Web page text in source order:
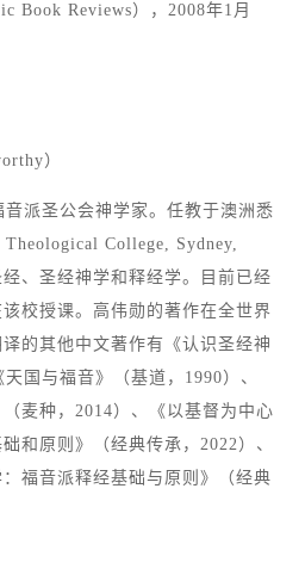
Book Reviews），2008年1月
）
派圣公会神学家。任教于澳洲悉
College, Sydney,
、圣经神学和释经学。目前已经
校授课。高伟勋的著作在全世界
的其他中文著作有《认识圣经神
国与福音》（基道，1990）、
（麦种，2014）、《以基督为中心
和原则》（经典传承，2022）、
：福音派释经基础与原则》（经典